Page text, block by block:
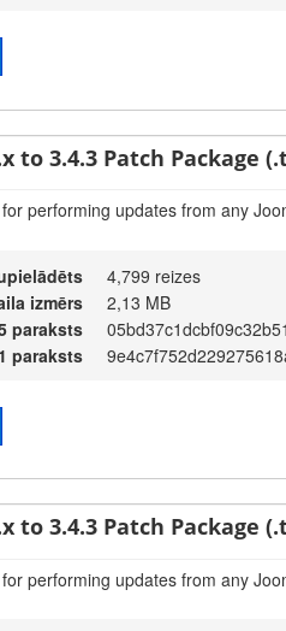
to 3.4.3 Patch Package
performing updates from any
4,799 reizes
izmērs
2,13 MB
paraksts
paraksts
to 3.4.3 Patch Package
performing updates from any